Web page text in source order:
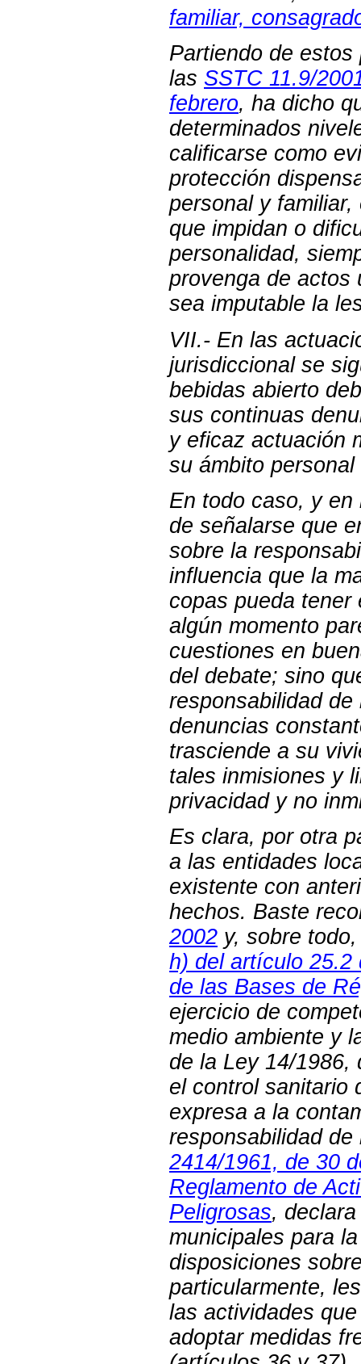
familiar,
Partiendo de
las SSTC 11.9/
febrero, ha dicho
determinados
calificarse como
protección
personal y
que impidan o
personalidad,
provenga de actos
sea imputable la
VII.- En las
jurisdiccional se
bebidas abierto
sus continuas
y eficaz actuación
su ámbito
En todo caso, y
de señalarse que
sobre la
influencia que la
copas pueda tener
algún momento
cuestiones en
del debate; sino
responsabilidad
denuncias
trasciende a su
tales inmisiones y
privacidad y no
Es clara, por otra
a las entidades
existente con
hechos. Baste
2002 y, sobre
h) del artículo 25.2
de las Bases de
ejercicio de
medio ambiente y
de la Ley 14/1986,
el control sanitario
expresa a la
responsabilidad
2414/1961, de 30
Reglamento de
Peligrosas,
municipales para
disposiciones
particularmente,
las actividades
adoptar medidas